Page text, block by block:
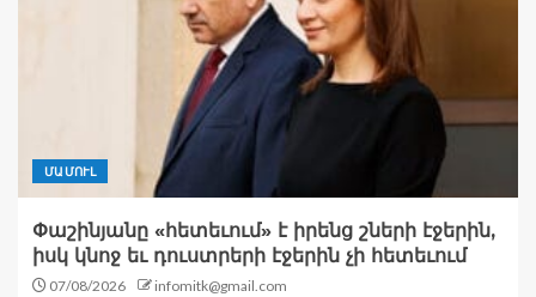
ՄԱՄՈՒԼ
Փաշինյանը «հետեւում» է իրենց շների էջերին,
իսկ կնոջ եւ դուստրերի էջերին չի հետեւում
07/08/2026 infomitk@gmail.com